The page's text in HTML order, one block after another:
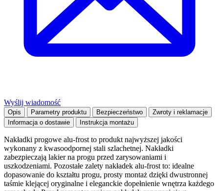
Wyślij wiadomość
Opis Parametry produktu Bezpieczeństwo
Zwroty i reklamacje
Informacja o dostawie
Instrukcja montażu
Nakładki progowe alu-frost to produkt najwyższej jakości
wykonany z kwasoodpornej stali szlachetnej. Nakładki
zabezpieczają lakier na progu przed zarysowaniami i
uszkodzeniami. Pozostałe zalety nakładek alu-frost to: idealne
dopasowanie do kształtu progu, prosty montaż dzięki dwustronnej
taśmie klejącej oryginalne i eleganckie dopełnienie wnętrza każdego